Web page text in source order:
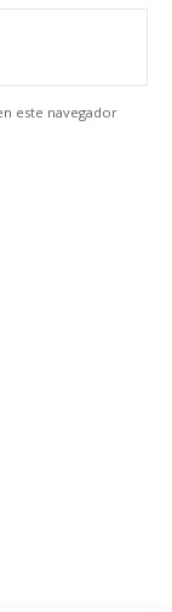
este navegador